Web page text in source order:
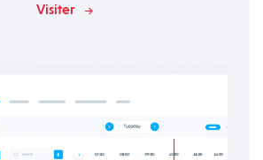
Visiter